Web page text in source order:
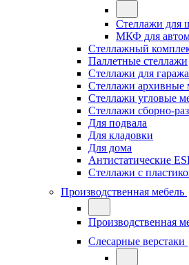
Стеллажи для
МКФ для
Стеллажный
Паллетные стеллажи
Стеллажи для гаража
Стеллажи архивные
Стеллажи угловые
Стеллажи сборно-
Для подвала
Для кладовки
Для дома
Антистатические
Стеллажи с
Производственная мебель
Производственная
Слесарные верстаки